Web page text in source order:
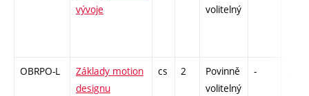
vývoje
volitelný
OBRPO-L
Základy motion
designu
cs 2
Povinně
volitelný
-